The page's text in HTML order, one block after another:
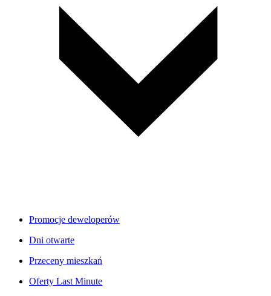
Promocje deweloperów
Dni otwarte
Przeceny mieszkań
Oferty Last Minute